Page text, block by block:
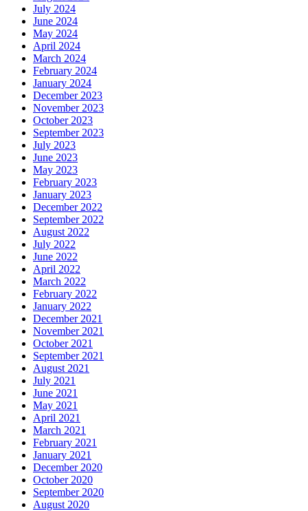
July 2024
June 2024
May 2024
April 2024
March 2024
February 2024
January 2024
December 2023
November 2023
October 2023
September 2023
July 2023
June 2023
May 2023
February 2023
January 2023
December 2022
September 2022
August 2022
July 2022
June 2022
April 2022
March 2022
February 2022
January 2022
December 2021
November 2021
October 2021
September 2021
August 2021
July 2021
June 2021
May 2021
April 2021
March 2021
February 2021
January 2021
December 2020
October 2020
September 2020
August 2020